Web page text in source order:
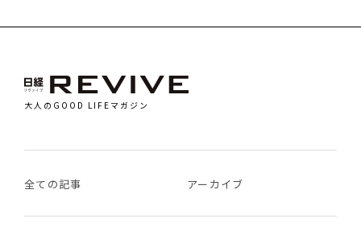
大人のGOOD LIFEマガジン
全ての記事 アーカイブ